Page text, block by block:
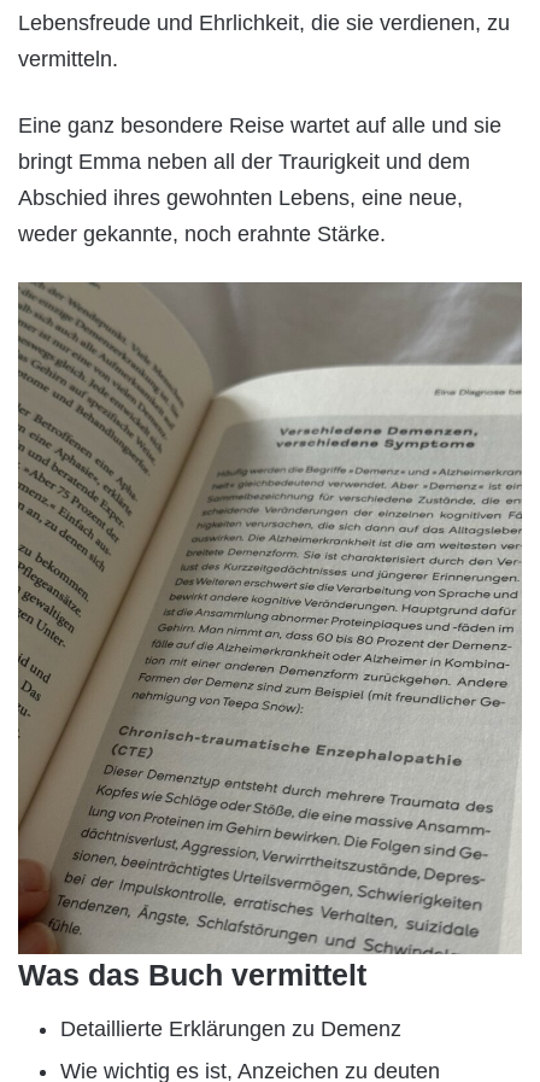
Lebensfreude und Ehrlichkeit, die sie verdienen, zu
vermitteln.
Eine ganz besondere Reise wartet auf alle und sie
bringt Emma neben all der Traurigkeit und dem
Abschied ihres gewohnten Lebens, eine neue,
weder gekannte, noch erahnte Stärke.
Was das Buch vermittelt
Detaillierte Erklärungen zu Demenz
Wie wichtig es ist, Anzeichen zu deuten